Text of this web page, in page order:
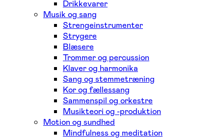
Drikkevarer
Musik og sang
Strengeinstrumenter
Strygere
Blæsere
Trommer og percussion
Klaver og harmonika
Sang og stemmetræning
Kor og fællessang
Sammenspil og orkestre
Musikteori og -produktion
Motion og sundhed
Mindfulness og meditation